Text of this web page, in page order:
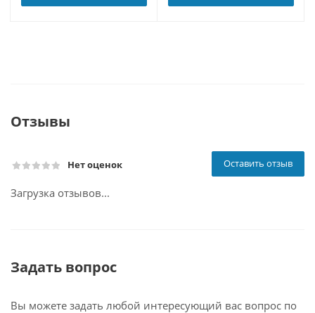
Отзывы
Нет оценок Оставить отзыв
Загрузка отзывов...
Задать вопрос
Вы можете задать любой интересующий вас вопрос по